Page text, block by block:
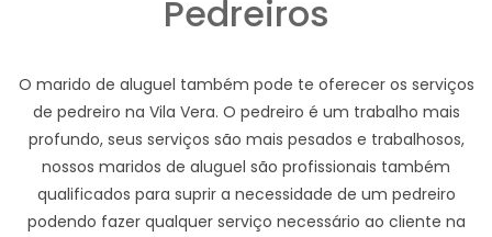
Pedreiros
O marido de aluguel também pode te oferecer os serviços
de pedreiro na Vila Vera. O pedreiro é um trabalho mais
profundo, seus serviços são mais pesados e trabalhosos,
nossos maridos de aluguel são profissionais também
qualificados para suprir a necessidade de um pedreiro
podendo fazer qualquer serviço necessário ao cliente na